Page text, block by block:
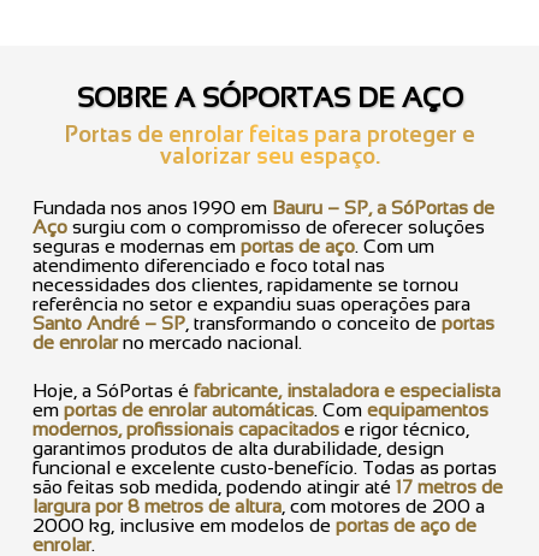
SOBRE A SÓPORTAS DE AÇO
Portas de enrolar feitas para proteger e
valorizar seu espaço.
Fundada nos anos 1990 em Bauru – SP, a SóPortas de
Aço surgiu com o compromisso de oferecer soluções
seguras e modernas em portas de aço. Com um
atendimento diferenciado e foco total nas
necessidades dos clientes, rapidamente se tornou
referência no setor e expandiu suas operações para
Santo André – SP , transformando o conceito de portas
de enrolarno mercado nacional.
Hoje, a SóPortas é fabricante, instaladora e especialista
em portas de enrolar automáticas. Com equipamentos
modernos, profissionais capacitados e rigor técnico,
garantimos produtos de alta durabilidade, design
funcional e excelente custo-benefício. Todas as portas
são feitas sob medida, podendo atingir até 17 metros de
largura por 8 metros de altura , com motores de 200 a
2000 kg, inclusive em modelos de portas de aço de
enrolar.